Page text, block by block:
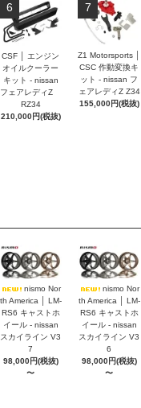
6
CSF │ エンジン
オイルクーラー
キット - nissan
フェアレディZ
RZ34
210,000円(税抜)
7
Z1 Motorsports │
CSC 作動変換キ
ット - nissan フ
ェアレディZ Z34
155,000円(税抜)
nismo Nor
th America │ LM-
RS6 キャストホ
イール - nissan
スカイライン V3
7
98,000円(税抜)
〜
nismo Nor
th America │ LM-
RS6 キャストホ
イール - nissan
スカイライン V3
6
98,000円(税抜)
〜